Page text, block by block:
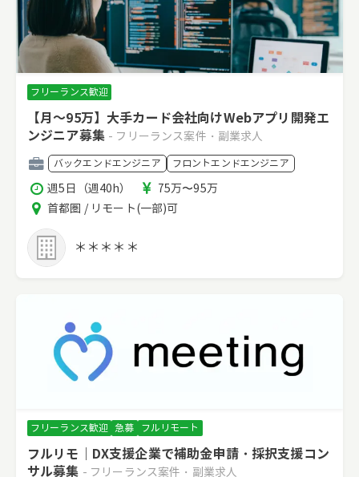
フリーランス歓迎
【月～95万】大手カード会社向けWebアプリ開発エ
ンジニア募集 - フリーランス案件・副業求人
職
種
バックエンドエンジニア フロントエンドエンジニア
稼
働
時
間
週5日（週40h）
報
酬
75万〜95万
エ
ア
首都圏 / リモート(一部)可
＊＊＊＊＊
フリーランス歓迎 急募 フルリモート
フルリモ｜DX支援企業で補助金申請・採択支援コン
サル募集 - フリーランス案件・副業求人